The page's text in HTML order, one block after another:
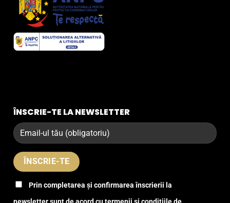
ÎNSCRIE-TE LA NEWSLETTER
Prin completarea și confirmarea înscrierii la